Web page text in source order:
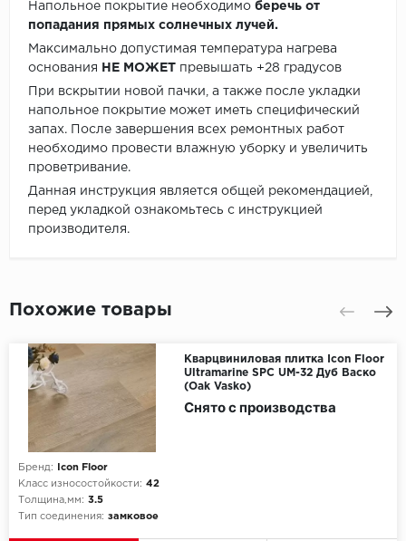
Напольное покрытие необходимо беречь от
попадания прямых солнечных лучей.
Максимально допустимая температура нагрева
основания
НЕ МОЖЕТ превышать +28 градусов
При вскрытии новой пачки, а также после укладки
напольное покрытие может иметь специфический
запах. После завершения всех ремонтных работ
необходимо провести влажную уборку и увеличить
проветривание.
Данная инструкция является общей рекомендацией,
перед укладкой ознакомьтесь с инструкцией
производителя.
Похожие товары
Кварцвиниловая плитка Icon Floor
Ultramarine SPC UМ-32 Дуб Васко
(Oak Vasko)
Бренд:
Icon Floor
Класс износостойкости: 42
Толщина,мм: 3.5
Тип соединения: замковое
Снято с производства